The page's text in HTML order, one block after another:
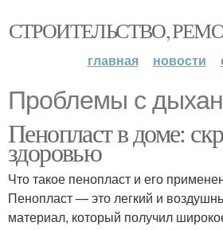
СТРОИТЕЛЬСТВО,
главная новости
Проблемы с
Пенопласт в доме:
здоровью
Что такое пенопласт и его
Пенопласт — это легкий и
материал, который получил